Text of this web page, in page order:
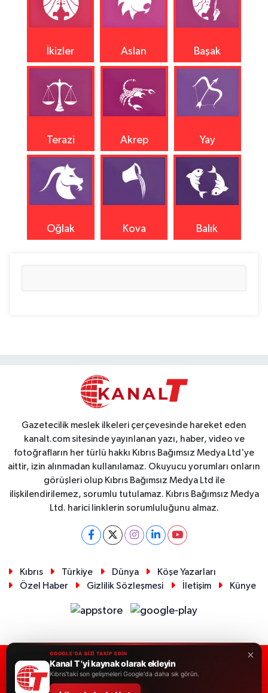
İkizler Aslan Başak
Terazi Akrep Yay
Oğlak Kova Balık
Gazetecilik meslek ilkeleri çerçevesinde hareket eden
kanalt.com sitesinde yayınlanan yazı, haber, video ve
fotoğrafların her türlü hakkı Kıbrıs Bağımsız Medya Ltd'ye
aittir, izin alınmadan kullanılamaz. Okuyucu yorumları onların
görüşleri olup Kıbrıs Bağımsız Medya Ltd ile
ilişkilendirilemez, sorumlu tutulamaz. Kıbrıs Bağımsız Medya
Ltd. harici linklerin sorumluluğunu almaz.
Kıbrıs Türkiye Dünya
Köşe Yazarları
Özel Haber
Gizlilik Sözleşmesi İletişim Künye
RSS Copyright © 2026. Her hakkı saklıdır.
×
GOOGLE'DA BİZİ TAKİP EDİN
Kanal T 'yi kaynak olarak ekleyin
Kıbrıs'taki son gelişmeleri Google'da daha sık görün.